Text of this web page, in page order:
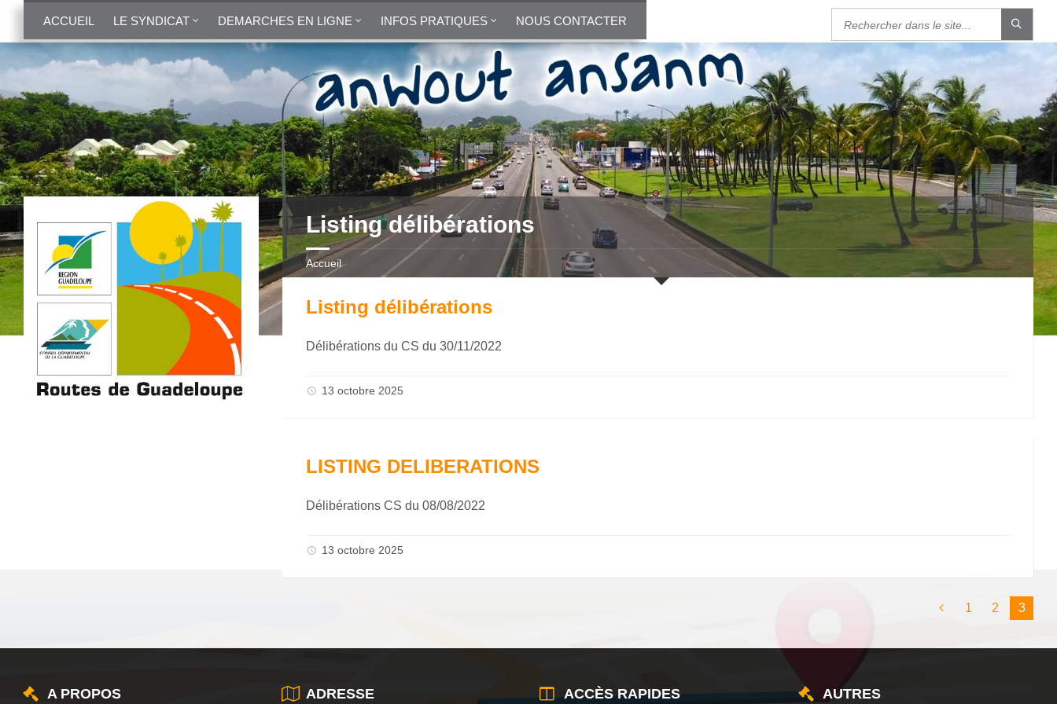
ACCUEIL LE SYNDICAT DEMARCHES EN LIGNE INFOS PRATIQUES NOUS CONTACTER
Listing délibérations
Accueil
Listing délibérations
Délibérations du CS du 30/11/2022
13 octobre 2025
LISTING DELIBERATIONS
Délibérations CS du 08/08/2022
13 octobre 2025
1 2 3
A PROPOS ADRESSE ACCÈS RAPIDES AUTRES